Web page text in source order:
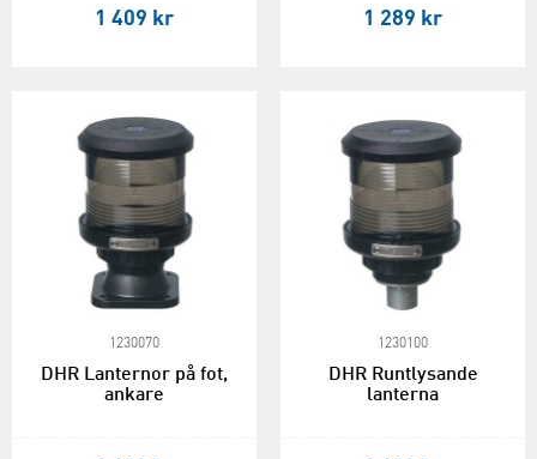
1 409 kr 1 289 kr
1230070
DHR Lanternor på fot,
ankare
1230100
DHR Runtlysande
lanterna